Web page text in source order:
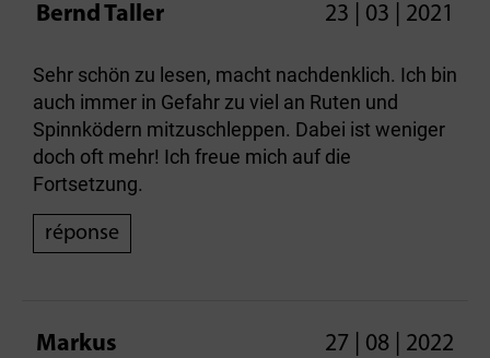
Bernd Taller 23 | 03 | 2021
Sehr schön zu lesen, macht nachdenklich. Ich bin
auch immer in Gefahr zu viel an Ruten und
Spinnködern mitzuschleppen. Dabei ist weniger
doch oft mehr! Ich freue mich auf die
Fortsetzung.
réponse
Markus 27 | 08 | 2022